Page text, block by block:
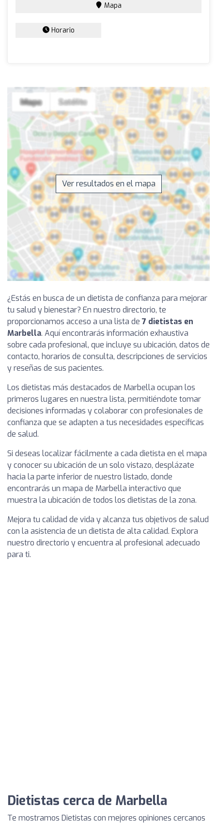
Mapa
Horario
Ver resultados en el mapa
¿Estás en busca de un dietista de confianza para mejorar
tu salud y bienestar? En nuestro directorio, te
proporcionamos acceso a una lista de 7 dietistas en
Marbella. Aquí encontrarás información exhaustiva
sobre cada profesional, que incluye su ubicación, datos de
contacto, horarios de consulta, descripciones de servicios
y reseñas de sus pacientes.
Los dietistas más destacados de Marbella ocupan los
primeros lugares en nuestra lista, permitiéndote tomar
decisiones informadas y colaborar con profesionales de
confianza que se adapten a tus necesidades específicas
de salud.
Si deseas localizar fácilmente a cada dietista en el mapa
y conocer su ubicación de un solo vistazo, desplázate
hacia la parte inferior de nuestro listado, donde
encontrarás un mapa de Marbella interactivo que
muestra la ubicación de todos los dietistas de la zona.
Mejora tu calidad de vida y alcanza tus objetivos de salud
con la asistencia de un dietista de alta calidad. Explora
nuestro directorio y encuentra al profesional adecuado
para ti.
Dietistas cerca de Marbella
Te mostramos Dietistas con mejores opiniones cercanos